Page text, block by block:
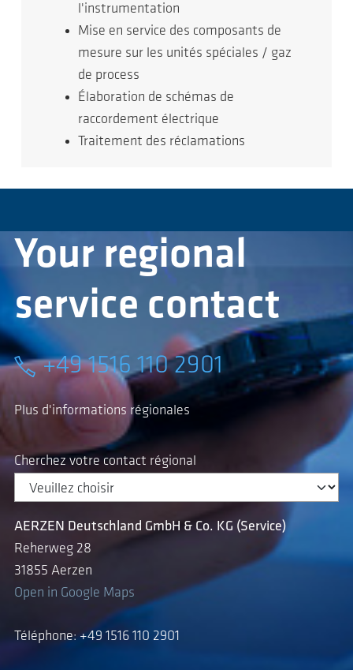
l'instrumentation
Mise en service des composants de
mesure sur les unités spéciales / gaz
de process
Élaboration de schémas de
raccordement électrique
Traitement des réclamations
Your regional
service contact
+49 1516 110 2901
Plus d'informations régionales
Cherchez votre contact régional
AERZEN Deutschland GmbH & Co. KG (Service)
Reherweg 28
31855 Aerzen
Open in Google Maps
Téléphone: +49 1516 110 2901